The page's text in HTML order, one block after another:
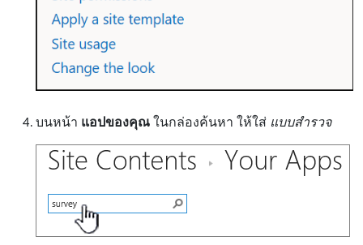
บนหน้า แอปของคุณในกล่องค้นหา ให้ใส่ แบบสํารวจ